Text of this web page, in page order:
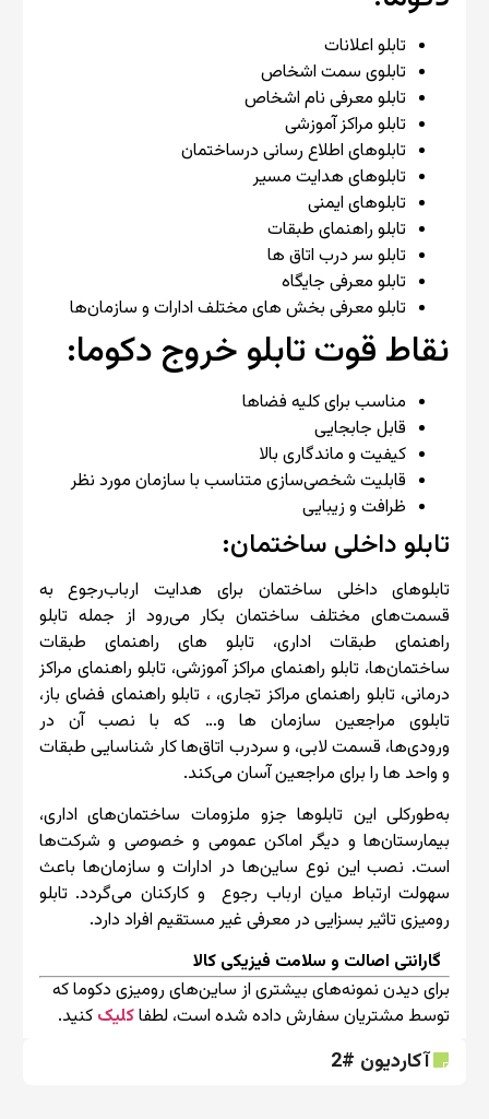
تابلو اعلانات
تابلوی سمت اشخاص
تابلو معرفی نام اشخاص
تابلو مراکز آموزشی
تابلوهای اطلاع رسانی درساختمان
تابلوهای هدایت مسیر
تابلوهای ایمنی
تابلو راهنمای طبقات
تابلو سر درب اتاق ها
تابلو معرفی جایگاه
تابلو معرفی بخش های مختلف ادارات و سازمان‌ها
نقاط قوت تابلو خروج دکوما:
مناسب برای کلیه فضاها
قابل جابجایی
کیفیت و ماندگاری بالا
قابلیت شخصی‌سازی متناسب با سازمان مورد نظر
ظرافت و زیبایی
تابلو داخلی ساختمان:
تابلوهای داخلی ساختمان برای هدایت ارباب‌رجوع به
قسمت‌های مختلف ساختمان بکار می‌رود از جمله تابلو
راهنمای طبقات اداری، تابلو های راهنمای طبقات
ساختمان‌ها، تابلو راهنمای مراکز آموزشی، تابلو راهنمای مراکز
درمانی، تابلو راهنمای مراکز تجاری، ، تابلو راهنمای فضای باز،
تابلوی مراجعین سازمان ها و… که با نصب آن در
ورودی‌ها، قسمت لابی، و سردرب اتاق‌ها کار شناسایی طبقات
و واحد ها را برای مراجعین آسان می‌کند.
به‌طورکلی این تابلوها جزو ملزومات ساختمان‌های اداری،
بیمارستان‌ها و دیگر اماکن عمومی و خصوصی و شرکت‌ها
است. نصب این نوع ساین‌ها در ادارات و سازمان‌ها باعث
سهولت ارتباط میان ارباب رجوع و کارکنان می‌گردد. تابلو
رومیزی تاثیر بسزایی در معرفی غیر مستقیم افراد دارد.
گارانتی اصالت و سلامت فیزیکی کالا
برای دیدن نمونه‌های بیشتری از ساین‌های رومیزی دکوما که
توسط مشتریان سفارش داده شده است، لطفاکلیک کنید.
آکاردیون #2